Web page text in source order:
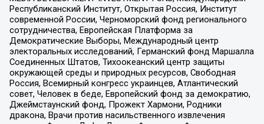
Республиканский Институт, Открытая Россия, Институт
современной России, Черноморский фонд регионального
сотрудничества, Европейская Платформа за
Демократические Выборы, Международный центр
электоральных исследований, Германский фонд Маршалла
Соединенных Штатов, Тихоокеанский центр защиты
окружающей среды и природных ресурсов, Свободная
Россия, Всемирный конгресс украинцев, Атлантический
совет, Человек в беде, Европейский фонд за демократию,
Джеймстаунский фонд, Прожект Хармони, Родники
дракона, Врачи против насильственного извлечения